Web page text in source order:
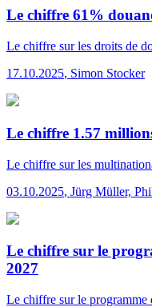
Le chiffre 61%
Le chiffre sur les droits de
17.10.2025, Simon Stocker
Le chiffre 1.57
Le chiffre sur les
03.10.2025, Jürg Müller,
Le chiffre sur le
2027
Le chiffre sur le programme